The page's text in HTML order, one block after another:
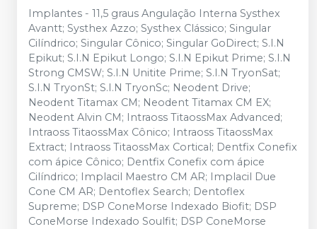
Implantes - 11,5 graus Angulação Interna Systhex
Avantt; Systhex Azzo; Systhex Clássico; Singular
Cilíndrico; Singular Cônico; Singular GoDirect; S.I.N
Epikut; S.I.N Epikut Longo; S.I.N Epikut Prime; S.I.N
Strong CMSW; S.I.N Unitite Prime; S.I.N TryonSat;
S.I.N TryonSt; S.I.N TryonSc; Neodent Drive;
Neodent Titamax CM; Neodent Titamax CM EX;
Neodent Alvin CM; Intraoss TitaossMax Advanced;
Intraoss TitaossMax Cônico; Intraoss TitaossMax
Extract; Intraoss TitaossMax Cortical; Dentfix Conefix
com ápice Cônico; Dentfix Conefix com ápice
Cilíndrico; Implacil Maestro CM AR; Implacil Due
Cone CM AR; Dentoflex Search; Dentoflex
Supreme; DSP ConeMorse Indexado Biofit; DSP
ConeMorse Indexado Soulfit; DSP ConeMorse